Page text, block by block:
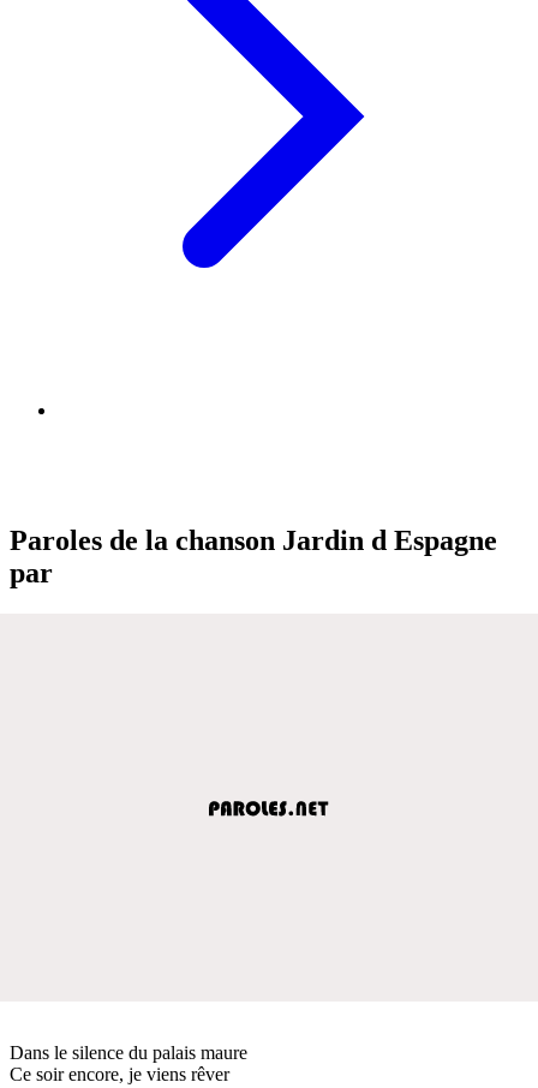
Paroles de la chanson Jardin d Espagne
par
Dans le silence du palais maure
Ce soir encore, je viens rêver